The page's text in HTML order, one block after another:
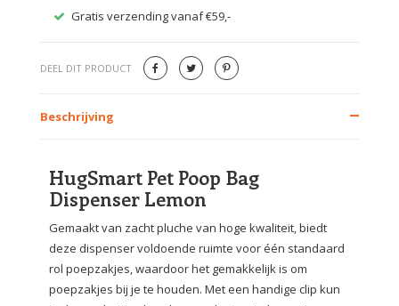
Gratis verzending vanaf €59,-
DEEL DIT PRODUCT
Beschrijving
HugSmart Pet Poop Bag
Dispenser Lemon
Gemaakt van zacht pluche van hoge kwaliteit, biedt
deze dispenser voldoende ruimte voor één standaard
rol poepzakjes, waardoor het gemakkelijk is om
poepzakjes bij je te houden. Met een handige clip kun